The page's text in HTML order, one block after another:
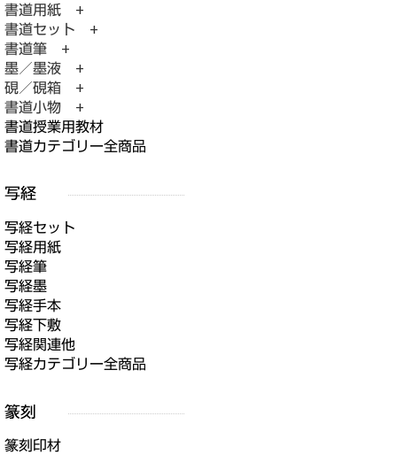
書道用紙 +
書道セット +
書道筆 +
墨／墨液 +
硯／硯箱 +
書道小物 +
書道授業用教材
書道カテゴリー全商品
写経セット
写経用紙
写経筆
写経墨
写経手本
写経下敷
写経関連他
写経カテゴリー全商品
篆刻印材